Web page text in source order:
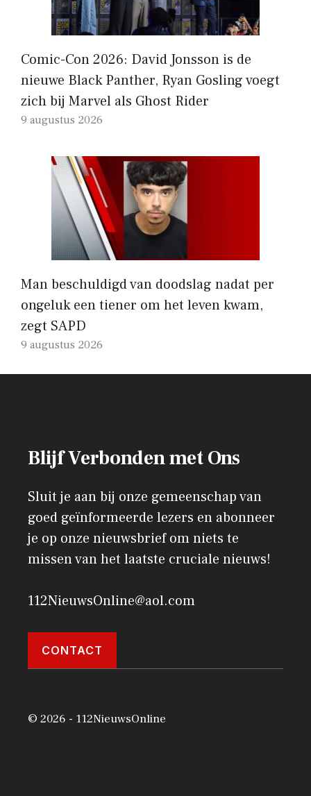
Comic-Con 2026: David Jonsson is de
nieuwe Black Panther, Ryan Gosling voegt
zich bij Marvel als Ghost Rider
9 augustus 2026
Man beschuldigd van doodslag nadat per
ongeluk een tiener om het leven kwam,
zegt SAPD
9 augustus 2026
Blijf Verbonden met Ons
Sluit je aan bij onze gemeenschap van
goed geïnformeerde lezers en abonneer
je op onze nieuwsbrief om niets te
missen van het laatste cruciale nieuws!
112NieuwsOnline@aol.com
CONTACT
© 2026 - 112NieuwsOnline